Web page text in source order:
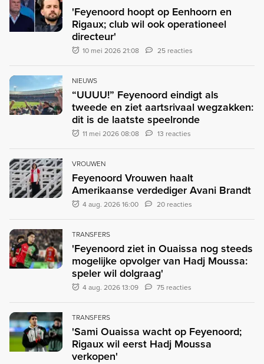
'Feyenoord hoopt op Eenhoorn en
Rigaux; club wil ook operationeel
directeur'
10 mei 2026 21:08 25 reacties
NIEUWS
“UUUU!” Feyenoord eindigt als
tweede en ziet aartsrivaal wegzakken:
dit is de laatste speelronde
11 mei 2026 08:08 13 reacties
VROUWEN
Feyenoord Vrouwen haalt
Amerikaanse verdediger Avani Brandt
4 aug. 2026 16:00 20 reacties
TRANSFERS
'Feyenoord ziet in Ouaissa nog steeds
mogelijke opvolger van Hadj Moussa:
speler wil dolgraag'
4 aug. 2026 13:09 75 reacties
TRANSFERS
'Sami Ouaissa wacht op Feyenoord;
Rigaux wil eerst Hadj Moussa
verkopen'